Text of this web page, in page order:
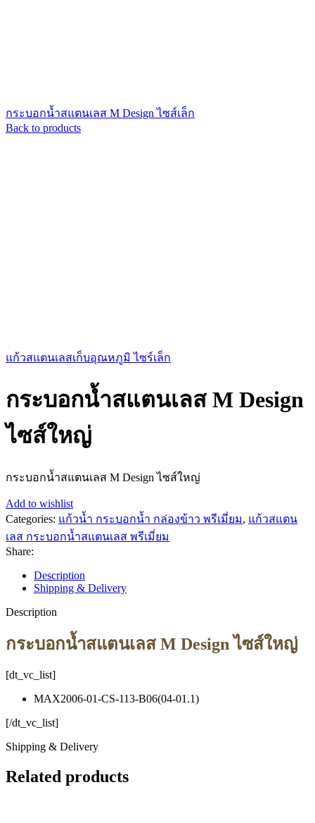
กระบอกน้ำสแตนเลส M Design ไซส์เล็ก
Back to products
แก้วสแตนเลสเก็บอุณหภูมิ ไซร์เล็ก
กระบอกน้ำสแตนเลส M Design
ไซส์ใหญ่
กระบอกน้ำสแตนเลส M Design ไซส์ใหญ่
Add to wishlist
Categories: แก้วน้ำ กระบอกน้ำ กล่องข้าว พรีเมี่ยม, แก้วสแตน
เลส กระบอกน้ำสแตนเลส พรีเมี่ยม
Share:
Description
Shipping & Delivery
Description
กระบอกน้ำสแตนเลส M Design ไซส์ใหญ่
[dt_vc_list]
MAX2006-01-CS-113-B06(04-01.1)
[/dt_vc_list]
Shipping & Delivery
Related products